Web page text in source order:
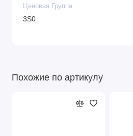
Ценовая Группа
3S0
Похожие по артикулу